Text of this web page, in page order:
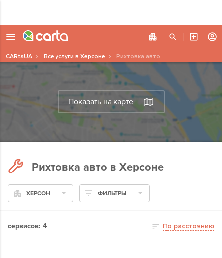
Показать на карте
CARtaUA Все услуги в Херсоне Рихтовка авто
Рихтовка авто в Херсоне
ХЕРСОН ФИЛЬТРЫ
сервисов: 4 По расстоянию